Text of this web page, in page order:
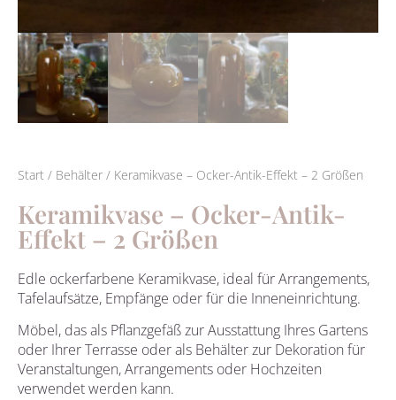
Start / Behälter / Keramikvase – Ocker-Antik-Effekt – 2 Größen
Keramikvase – Ocker-Antik-
Effekt – 2 Größen
Edle ockerfarbene Keramikvase, ideal für Arrangements,
Tafelaufsätze, Empfänge oder für die Inneneinrichtung.
Möbel, das als Pflanzgefäß zur Ausstattung Ihres Gartens
oder Ihrer Terrasse oder als Behälter zur Dekoration für
Veranstaltungen, Arrangements oder Hochzeiten
verwendet werden kann.